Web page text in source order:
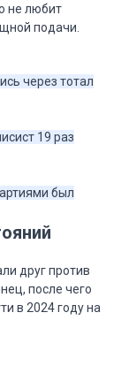
не любит
подачи.
через тотал
19 раз
был
друг против
после чего
в 2024 году на